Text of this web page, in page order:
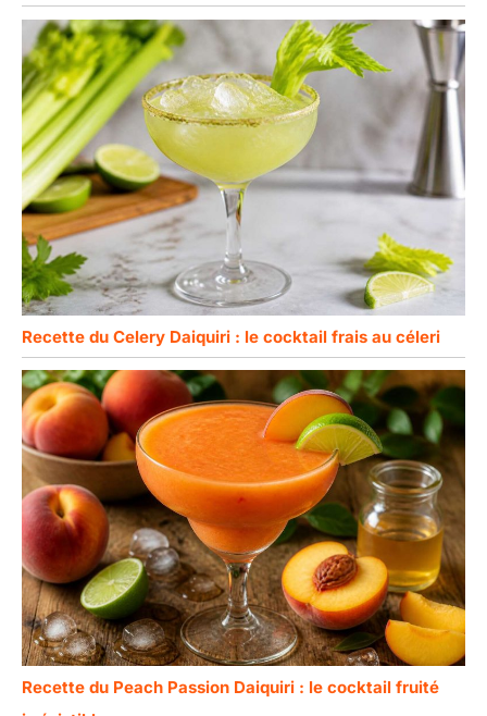
Recette du Celery Daiquiri : le cocktail frais au céleri
Recette du Peach Passion Daiquiri : le cocktail fruité